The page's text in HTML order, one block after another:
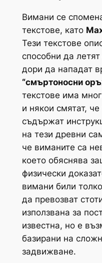
Вимани се
текстове, като
Тези текстове
способни да
дори да нападат
“смъртоносни
текстове има
и някои смятат, че
съдържат
на тези древни
че виманите са
което обяснява
физически
вимани били
да превозват
използвана за
известна, но е
базирани на
задвижване.